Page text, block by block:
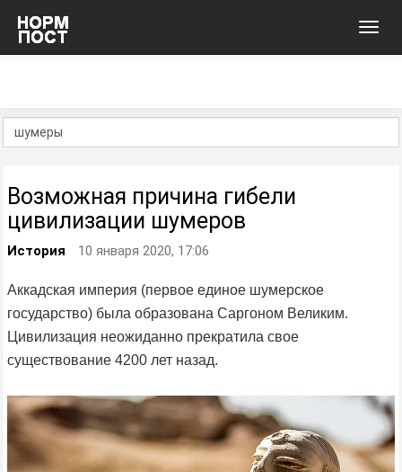
Возможная причина гибели
цивилизации шумеров
История 10 января 2020, 17:06
Аккадская империя (первое единое шумерское
государство) была образована Саргоном Великим.
Цивилизация неожиданно прекратила свое
существование 4200 лет назад.